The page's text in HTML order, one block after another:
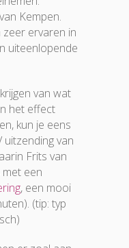
Kempen.
ervaren in
uiteenlopende
van wat
het effect
kun je eens
uitzending van
Frits van
met een
, een mooi
(tip: typ